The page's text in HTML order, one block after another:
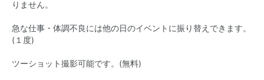
りません。
急な仕事・体調不良には他の日のイベントに振り替えできます。
(１度)
ツーショット撮影可能です。(無料)